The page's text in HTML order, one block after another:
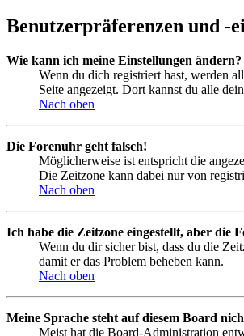
Benutzerpräferenzen und -
Wie kann ich meine Einstellungen ändern?
Wenn du dich registriert hast, werden
Seite angezeigt. Dort kannst du alle
Nach oben
Die Forenuhr geht falsch!
Möglicherweise ist entspricht die
Die Zeitzone kann dabei nur von
Nach oben
Ich habe die Zeitzone eingestellt, aber die
Wenn du dir sicher bist, dass du die
damit er das Problem beheben kann.
Nach oben
Meine Sprache steht auf diesem Board
Meist hat die Board-Administration